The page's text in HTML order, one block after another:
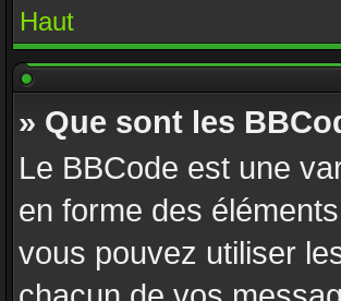
Haut
» Que sont les
Le BBCode est une
en forme des
vous pouvez utiliser